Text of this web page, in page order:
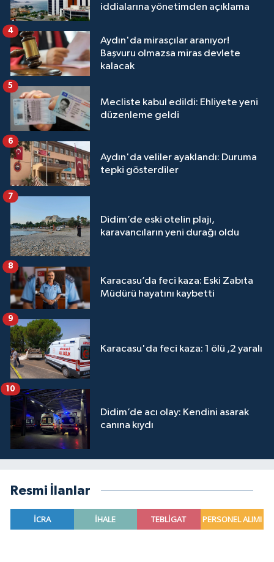
iddialarına yönetimden açıklama
Aydın'da mirasçılar aranıyor!
Başvuru olmazsa miras devlete
kalacak
4
Mecliste kabul edildi: Ehliyete yeni
düzenleme geldi
5
Aydın'da veliler ayaklandı: Duruma
tepki gösterdiler
6
Didim’de eski otelin plajı,
karavancıların yeni durağı oldu
7
Karacasu’da feci kaza: Eski Zabıta
Müdürü hayatını kaybetti
8
Karacasu'da feci kaza: 1 ölü ,2 yaralı
9
Didim’de acı olay: Kendini asarak
canına kıydı
10
Resmi İlanlar